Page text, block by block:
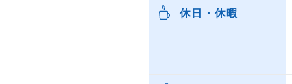
休日・休暇